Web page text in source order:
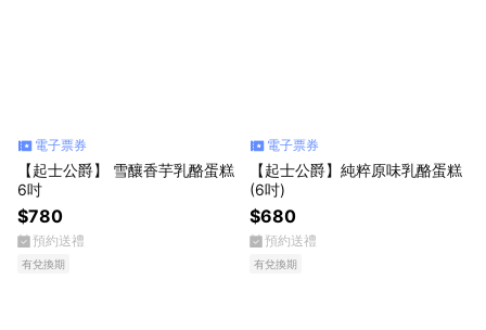
電子票券
【起士公爵】 雪釀香芋乳酪蛋糕
6吋
$780
預約送禮
有兌換期
電子票券
【起士公爵】純粹原味乳酪蛋糕
(6吋)
$680
預約送禮
有兌換期